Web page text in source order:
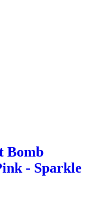
Bomb
- Sparkle